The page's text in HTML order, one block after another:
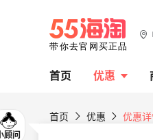
首页 优惠
首页 优惠 优惠